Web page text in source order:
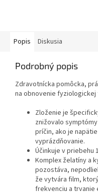
Popis Diskusia
Podrobný popis
Zdravotnícka pomôcka,
na obnovenie
Zloženie je
znižovalo
príčin, ako je
vyprázdňovanie.
Účinkuje v priebehu
Komplex želatíny a
pozostáva,
že vytvára film,
frekvenciu a trvanie